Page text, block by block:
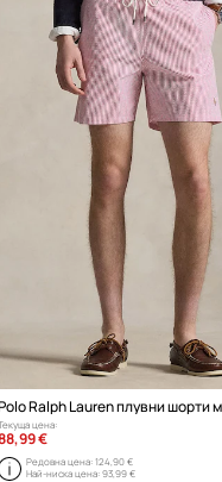
Ralph Lauren плувни шорти
цена:
€
Редовна цена: 124,90 €
Най-ниска цена: 93,99 €